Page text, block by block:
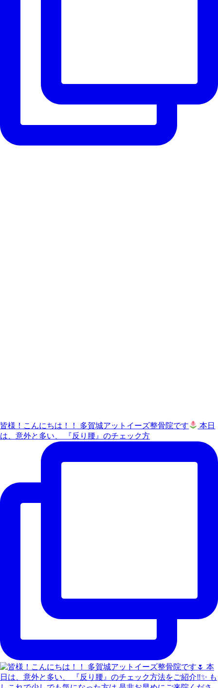
皆様！こんにちは！！ 多賀城アットイーズ整骨院です
本日
は、意外と多い、 『反り腰』のチェック方